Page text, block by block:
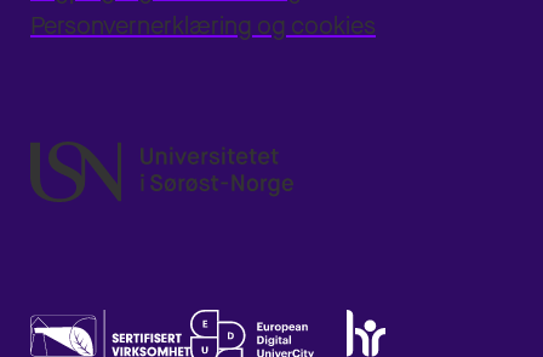
Personvernerklæring og cookies